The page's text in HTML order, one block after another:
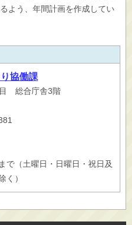
よう、年間計画を作成してい
協働課
総合庁舎3階
で（土曜日・日曜日・祝日及
く）